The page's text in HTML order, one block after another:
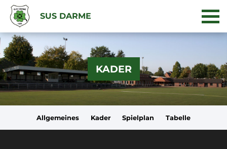
SUS DARME
KADER
Allgemeines Kader Spielplan Tabelle